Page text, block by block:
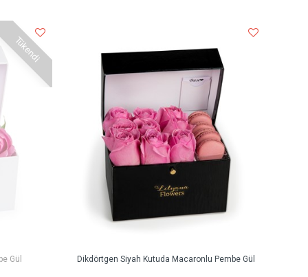
Tükendi
Gül Dikdörtgen Siyah Kutuda Macaronlu Pembe Gül